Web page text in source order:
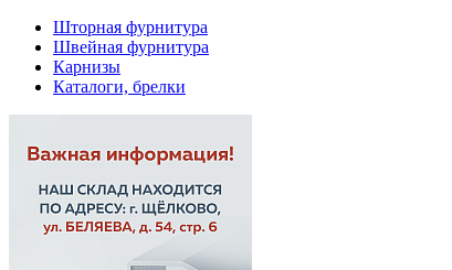
Шторная фурнитура
Швейная фурнитура
Карнизы
Каталоги, брелки